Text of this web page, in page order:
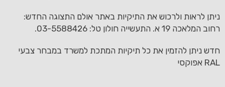
ניתן לראות ולרכוש את התיקיות באתר אולם התצוגה החדש:
רחוב המלאכה 19 א. התעשייה חולון טל: 03-5588426.
חדש ניתן להזמין את כל תיקיות המתכת למשרד במבחר צבעי
RAL אפוקסי